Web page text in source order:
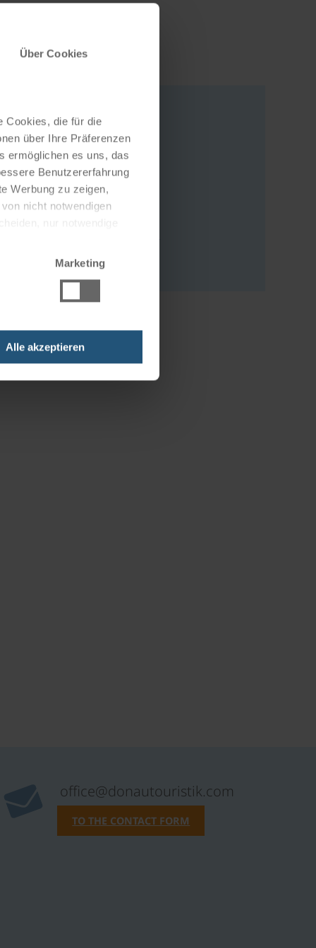
Über Cookies
Cookies, die für die
über Ihre Präferenzen
ermöglichen es uns, das
Benutzererfahrung
Werbung zu zeigen,
nicht notwendigen
Marketing
Alle akzeptieren
Address
Maria Taferl 35
3672 Maria Taferl
Österreich
to website
office@donautouristik.com
TO THE CONTACT FORM